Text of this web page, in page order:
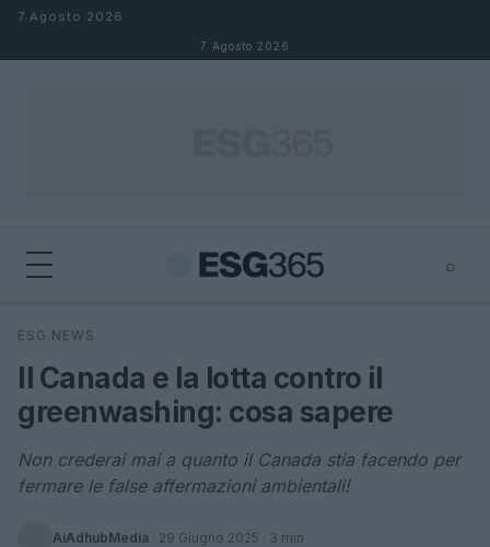
Salta al contenuto
7 Agosto 2026
7 Agosto 2026
⌕
Cerca
ESG NEWS
Il Canada e la lotta contro il
greenwashing: cosa sapere
Non crederai mai a quanto il Canada stia facendo per
fermare le false affermazioni ambientali!
AiAdhubMedia · 29 Giugno 2025 · 3 min